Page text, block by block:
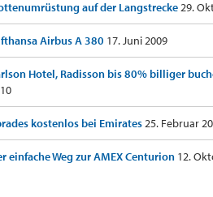
auf der Langstrecke29.
Airbus A 380 17. Juni 2009
Hotel, Radisson bis 80% billiger
kostenlos bei Emirates25. Februar
einfache Weg zur AMEX Centurion 12.